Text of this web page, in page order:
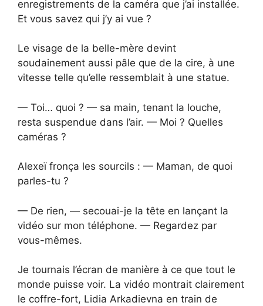
enregistrements de la caméra que j’ai installée.
Et vous savez qui j’y ai vue ?
Le visage de la belle-mère devint
soudainement aussi pâle que de la cire, à une
vitesse telle qu’elle ressemblait à une statue.
— Toi… quoi ? — sa main, tenant la louche,
resta suspendue dans l’air. — Moi ? Quelles
caméras ?
Alexeï fronça les sourcils : — Maman, de quoi
parles-tu ?
— De rien, — secouai-je la tête en lançant la
vidéo sur mon téléphone. — Regardez par
vous-mêmes.
Je tournais l’écran de manière à ce que tout le
monde puisse voir. La vidéo montrait clairement
le coffre-fort, Lidia Arkadievna en train de